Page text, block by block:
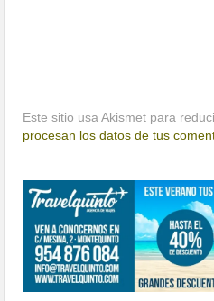
Este sitio usa Akismet para
procesan los datos de tus